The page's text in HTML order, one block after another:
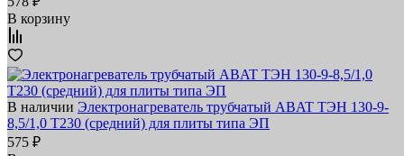
В корзину
В наличии Электронагреватель трубчатый ABAT ТЭН 130-9-
8,5/1,0 Т230 (средний) для плиты типа ЭП
575 ₽